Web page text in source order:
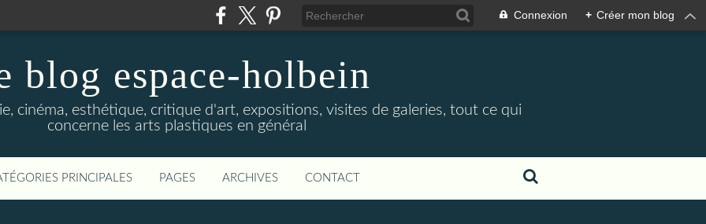
Connexion + Créer mon blog
blog espace-holbein
cinéma, esthétique, critique d'art, expositions, visites de galeries, tout ce qui
concerne les arts plastiques en général
PRINCIPALES PAGES ARCHIVES CONTACT